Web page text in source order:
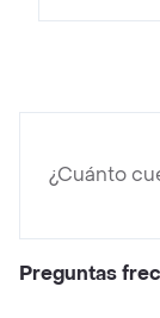
¿Cuánto
Preguntas